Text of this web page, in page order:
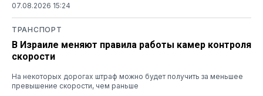
07.08.2026 15:24
ТРАНСПОРТ
В Израиле меняют правила работы камер контроля
скорости
На некоторых дорогах штраф можно будет получить за меньшее
превышение скорости, чем раньше